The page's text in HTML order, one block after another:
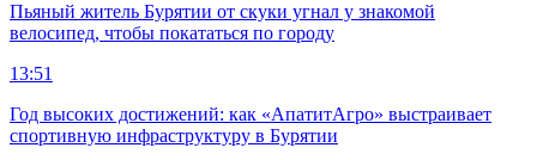
Пьяный житель Бурятии от скуки угнал у знакомой
велосипед, чтобы покататься по городу
13:51
Год высоких достижений: как «АпатитАгро» выстраивает
спортивную инфраструктуру в Бурятии